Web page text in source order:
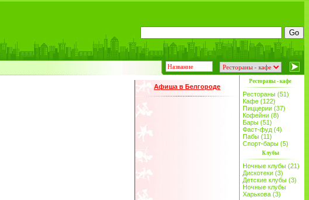
Афиша в Белгороде
Рестораны - кафе
Рестораны (51)
Кафе (122)
Пиццерии (37)
Кофейни (8)
Бары (51)
Фаст-фуд (4)
Пабы (11)
Спорт-бары (5)
Клубы
Ночные клубы (21)
Дискотеки (3)
Детские клубы (3)
Ночные клубы
Харькова (3)